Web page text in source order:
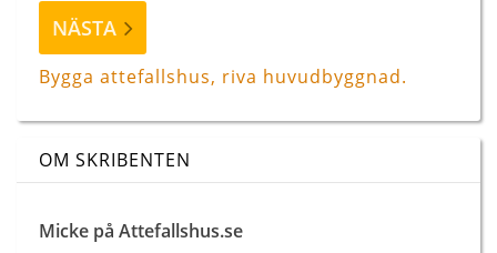
Nästa
inlägg
NÄSTA
Bygga attefallshus, riva huvudbyggnad.
OM SKRIBENTEN
Micke på Attefallshus.se